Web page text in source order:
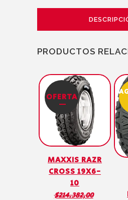
PRODUCTOS
OFERTA
MAXXIS RAZR
CROSS 19X6-
10
$214.382,00